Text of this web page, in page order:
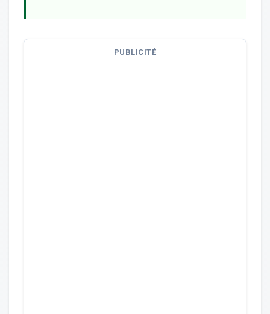
PUBLICITÉ